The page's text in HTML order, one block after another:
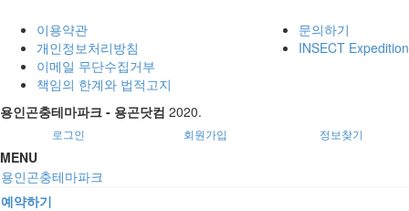
이용약관
개인정보처리방침
이메일 무단수집거부
책임의 한계와 법적고지
문의하기
INSECT Expedition
용인곤충테마파크 - 용곤닷컴 2020.
로그인 회원가입 정보찾기
MENU
용인곤충테마파크
예약하기